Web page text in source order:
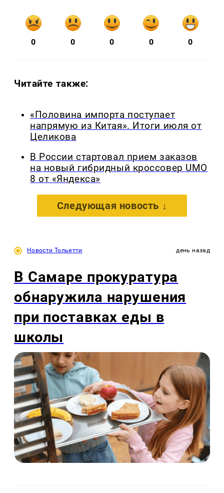
0 0 0 0 0
Читайте также:
«Половина импорта поступает
напрямую из Китая». Итоги июля от
Целикова
В России стартовал прием заказов
на новый гибридный кроссовер UMO
8 от «Яндекса»
Следующая новость ↓
Новости Тольятти день назад
В Самаре прокуратура
обнаружила нарушения
при поставках еды в
школы